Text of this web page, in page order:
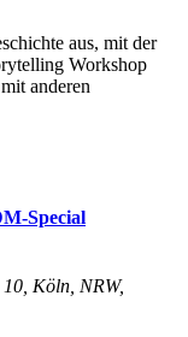
aus, mit der
Workshop
anderen
Special
10, Köln, NRW,